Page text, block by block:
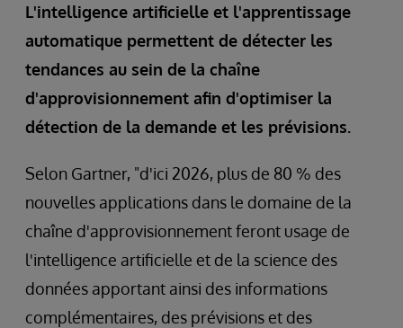
L'intelligence artificielle et l'apprentissage
automatique permettent de détecter les
tendances au sein de la chaîne
d'approvisionnement afin d'optimiser la
détection de la demande et les prévisions.
Selon Gartner, "d'ici 2026, plus de 80 % des
nouvelles applications dans le domaine de la
chaîne d'approvisionnement feront usage de
l'intelligence artificielle et de la science des
données apportant ainsi des informations
complémentaires, des prévisions et des